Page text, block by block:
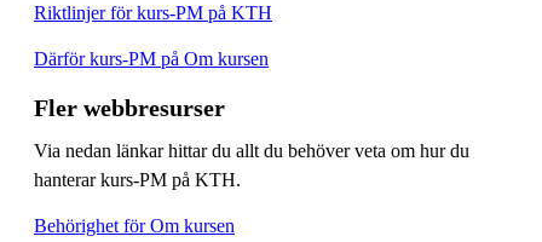
Riktlinjer för kurs-PM på KTH
Därför kurs-PM på Om kursen
Fler webbresurser
Via nedan länkar hittar du allt du behöver veta om hur du
hanterar kurs-PM på KTH.
Behörighet för Om kursen